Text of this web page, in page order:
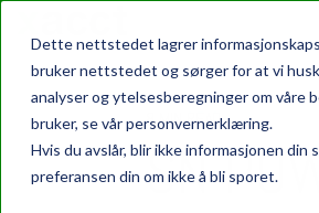
Dette nettstedet lagrer
bruker nettstedet og sørger for at vi
analyser og ytelsesberegninger om våre
bruker, se vår personvernerklæring.
Hvis du avslår, blir ikke informasjonen
preferansen din om ikke å bli sporet.
8 MIN READ
SN